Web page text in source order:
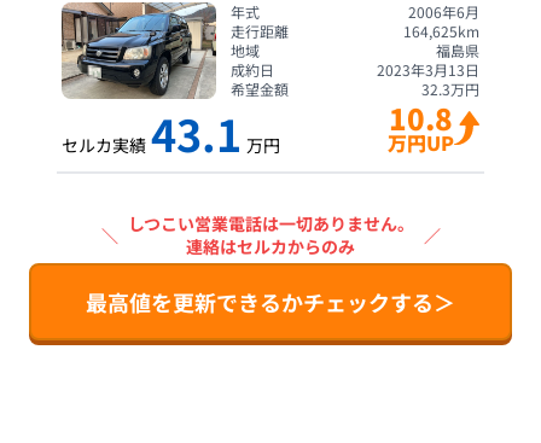
年式
2006年6月
走行距離
164,625km
地域
福島県
成約日
2023年3月13日
希望金額
32.3万円
セルカ実績 43.1 万円
10.8
万円UP
＼ しつこい営業電話は一切ありません。
連絡はセルカからのみ
／
最高値を更新できるかチェックする＞